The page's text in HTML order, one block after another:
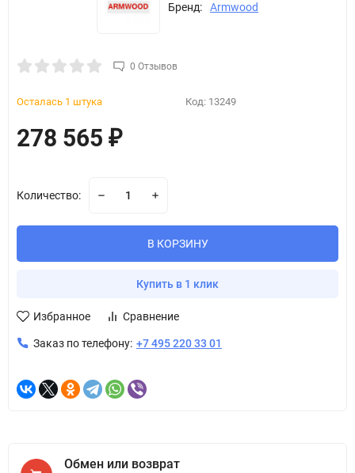
Бренд: Armwood
0 Отзывов
Осталась 1 штука Код: 13249
278 565 ₽
Количество:
В КОРЗИНУ
Купить в 1 клик
Избранное Сравнение
Заказ по телефону: +7 495 220 33 01
Обмен или возврат